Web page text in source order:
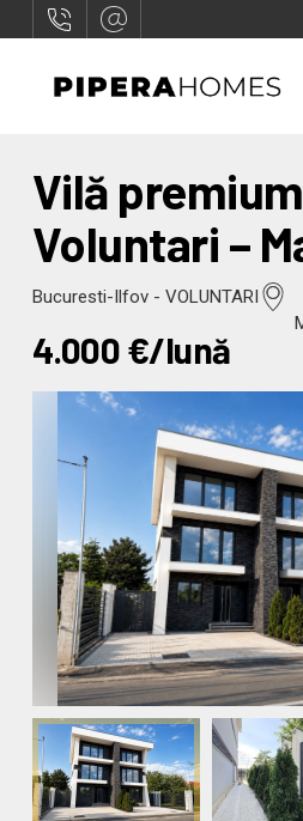
Vilă
Voluntari –
Bucuresti-Ilfov - VOLUNTARI
4.000€/lună